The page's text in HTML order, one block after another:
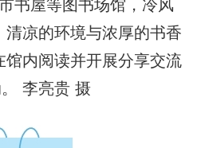
书屋等图书场馆，冷风
凉的环境与浓厚的书香
馆内阅读并开展分享交流
李亮贵 摄